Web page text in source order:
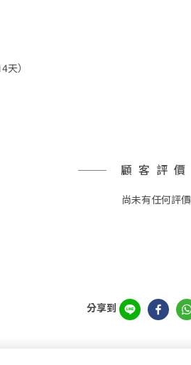
天）
顧客評價
尚未有任何評價
分享到